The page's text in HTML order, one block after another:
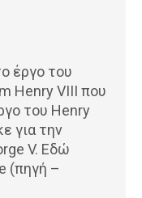
έργο του
Henry VIII που
του Henry
για την
V. Εδώ
(πηγή –